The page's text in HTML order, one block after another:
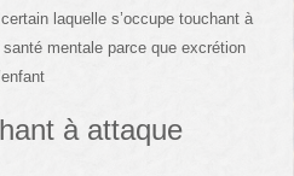
laquelle s’occupe touchant à
mentale parce que excrétion
à attaque